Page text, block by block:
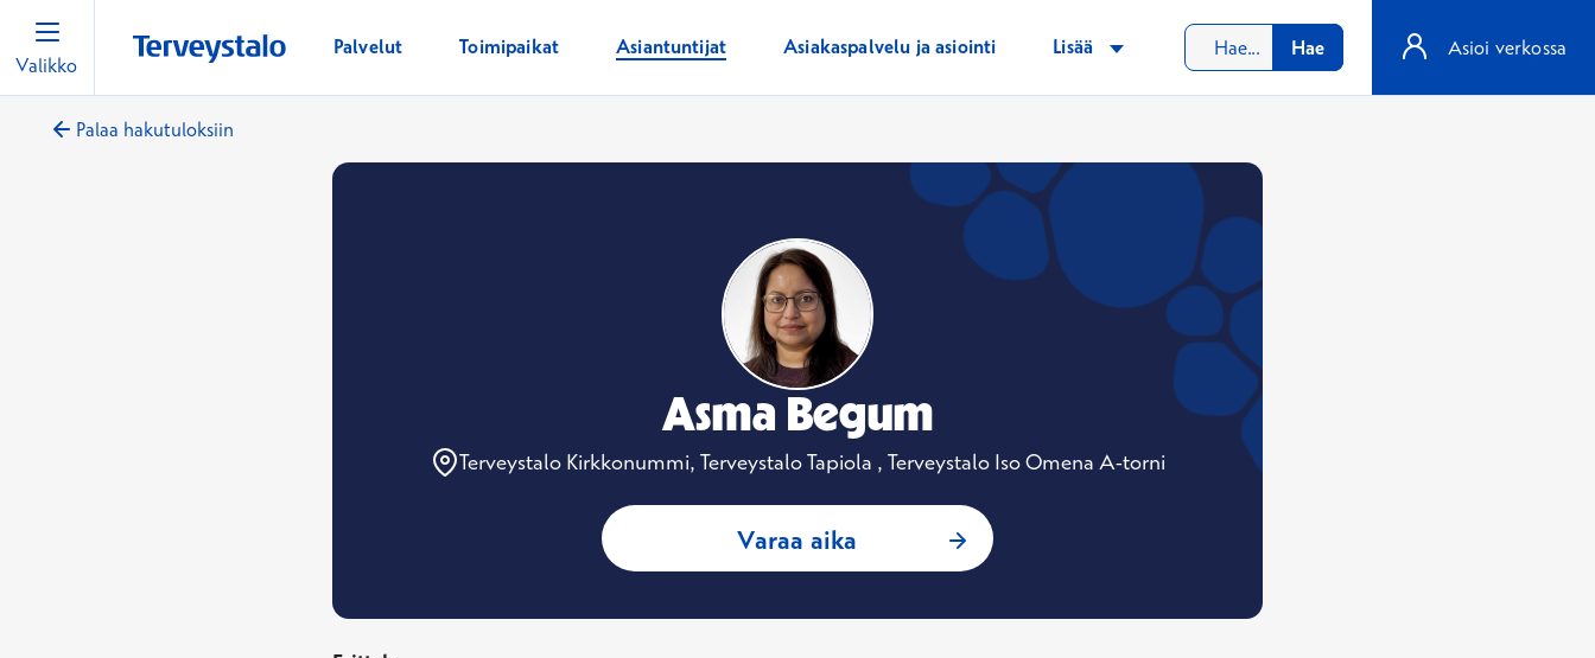
Valikko
Palvelut Toimipaikat Asiantuntijat Asiakaspalvelu ja asiointi Lisää Hae Asioi verkossa
Palaa hakutuloksiin
Asma Begum
Terveystalo Kirkkonummi, Terveystalo Tapiola , Terveystalo Iso Omena A-torni
Varaa aika : Asma Begum,